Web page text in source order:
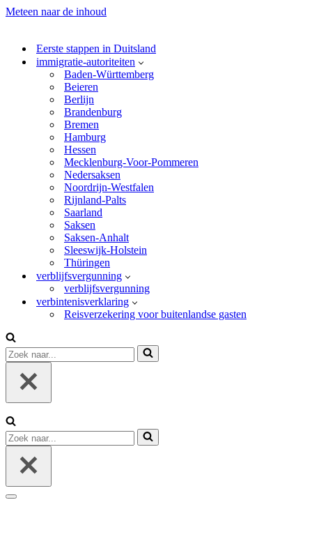
Meteen naar de inhoud
Eerste stappen in Duitsland
immigratie-autoriteiten
Baden-Württemberg
Beieren
Berlijn
Brandenburg
Bremen
Hamburg
Hessen
Mecklenburg-Voor-Pommeren
Nedersaksen
Noordrijn-Westfalen
Rijnland-Palts
Saarland
Saksen
Saksen-Anhalt
Sleeswijk-Holstein
Thüringen
verblijfsvergunning
verblijfsvergunning
verbintenisverklaring
Reisverzekering voor buitenlandse gasten
Zoek
naar...
Zoek
naar...
Navigatie